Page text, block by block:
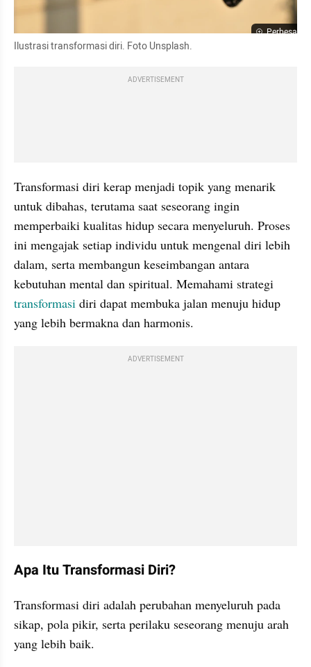
Perbesar
Ilustrasi transformasi diri. Foto Unsplash.
ADVERTISEMENT
Transformasi diri kerap menjadi topik yang menarik
untuk dibahas, terutama saat seseorang ingin
memperbaiki kualitas hidup secara menyeluruh. Proses
ini mengajak setiap individu untuk mengenal diri lebih
dalam, serta membangun keseimbangan antara
transformasi diri dapat membuka jalan menuju hidup
yang lebih bermakna dan harmonis.
ADVERTISEMENT
Apa Itu Transformasi Diri?
Transformasi diri adalah perubahan menyeluruh pada
sikap, pola pikir, serta perilaku seseorang menuju arah
yang lebih baik.